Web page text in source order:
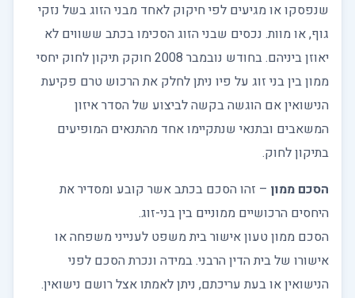
שנפסקו או מגיעים לפי חיקוק לאחד מבני הזוג בשל נזקי
גוף, או מוות. נכסים שבני הזוג הסכימו בכתב ששווים לא
יאוזן ביניהם. בחודש נובמבר 2008 חוקק תיקון לחוק יחסי
ממון בין בני זוג על פיו ניתן לחלק את הרכוש טרם פקיעת
הנישואין אם הוגשה בקשה לביצוע של הסדר איזון
המשאבים ובתנאי שנתקיימו אחד מהתנאים המופיעים
בתיקון לחוק.
הסכם ממון – זהו הסכם בכתב אשר קובע ומסדיר את
היחסים הרכושיים ממוניים בין בני-זוג.
הסכם ממון טעון אישור בית משפט לענייני משפחה או
אישורו של בית הדין הרבני. במידה ונכרת הסכם לפני
הנישואין או בעת עריכתם, ניתן לאמתו אצל רושם נישואין.